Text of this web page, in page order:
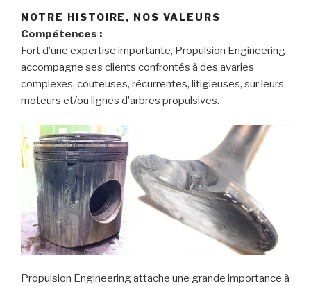
NOTRE HISTOIRE, NOS VALEURS
Compétences :
Fort d’une expertise importante, Propulsion Engineering
accompagne ses clients confrontés à des avaries
complexes, couteuses, récurrentes, litigieuses, sur leurs
moteurs et/ou lignes d’arbres propulsives.
Propulsion Engineering attache une grande importance à